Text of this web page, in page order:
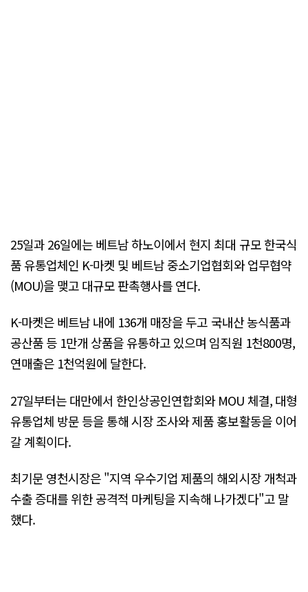
25일과 26일에는 베트남 하노이에서 현지 최대 규모 한국식
품 유통업체인 K-마켓 및 베트남 중소기업협회와 업무협약
(MOU)을 맺고 대규모 판촉행사를 연다.
K-마켓은 베트남 내에 136개 매장을 두고 국내산 농식품과
공산품 등 1만개 상품을 유통하고 있으며 임직원 1천800명,
연매출은 1천억원에 달한다.
27일부터는 대만에서 한인상공인연합회와 MOU 체결, 대형
유통업체 방문 등을 통해 시장 조사와 제품 홍보활동을 이어
갈 계획이다.
최기문 영천시장은 "지역 우수기업 제품의 해외시장 개척과
수출 증대를 위한 공격적 마케팅을 지속해 나가겠다"고 말
했다.